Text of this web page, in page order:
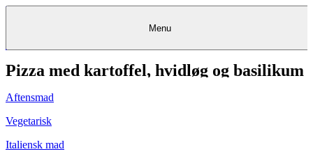
KantineKantineKantine
FrokostordningFrokostordning Frokostordning
Catering
Madkurser
& Teambuilding
Opskrifter
RestauranterRestauranter& &BagerierBagerierRestauranter &
Bagerier
Foodservice
Detail
Projekter
rådgivning
Eventkalender
KøbKøbgavekortgavekort
Køb gavekort
KundeserviceKundeservice Kundeservice
Menu
Pizza med kartoffel, hvidløg og basilikum
Aftensmad
Vegetarisk
Italiensk mad